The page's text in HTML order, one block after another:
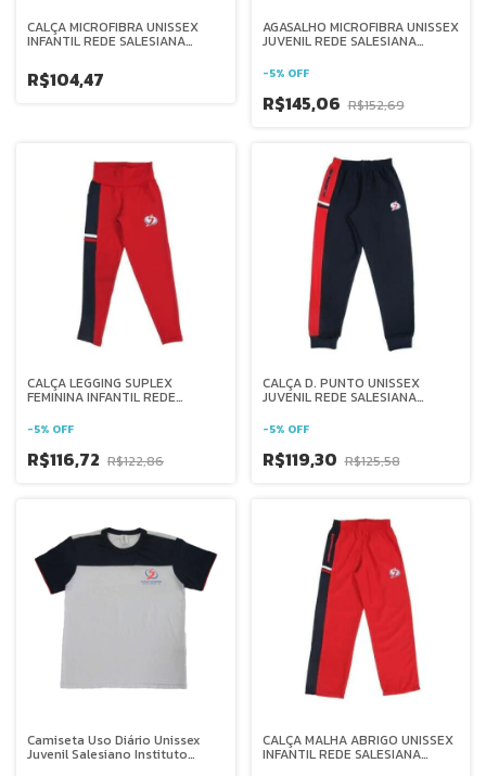
CALÇA MICROFIBRA UNISSEX
INFANTIL REDE SALESIANA
R$104,47
AGASALHO MICROFIBRA UNISSEX
JUVENIL REDE SALESIANA
-5% OFF
R$145,06 R$152,69
CALÇA LEGGING SUPLEX
FEMININA INFANTIL REDE
-5% OFF
R$116,72 R$122,86
CALÇA D. PUNTO UNISSEX
JUVENIL REDE SALESIANA
-5% OFF
R$119,30 R$125,58
Camiseta Uso Diário Unissex
Juvenil Salesiano Instituto
CALÇA MALHA ABRIGO UNISSEX
INFANTIL REDE SALESIANA